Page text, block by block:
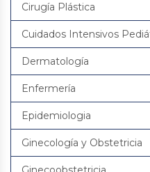
Cirugía Plástica
Cuidados Intensivos
Dermatología
Enfermería
Epidemiologia
Ginecología y Obstetricia